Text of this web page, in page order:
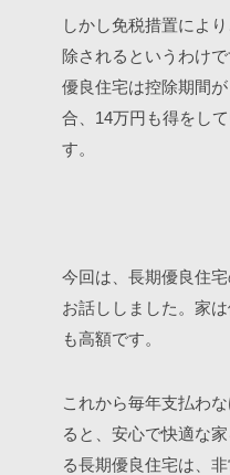
しかし免税措置によ
除されるというわけ
優良住宅は控除期間
合、14万円も得をし
す。
今回は、長期優良住
お話ししました。家
も高額です。
これから毎年支払わ
ると、安心で快適な
る長期優良住宅は、